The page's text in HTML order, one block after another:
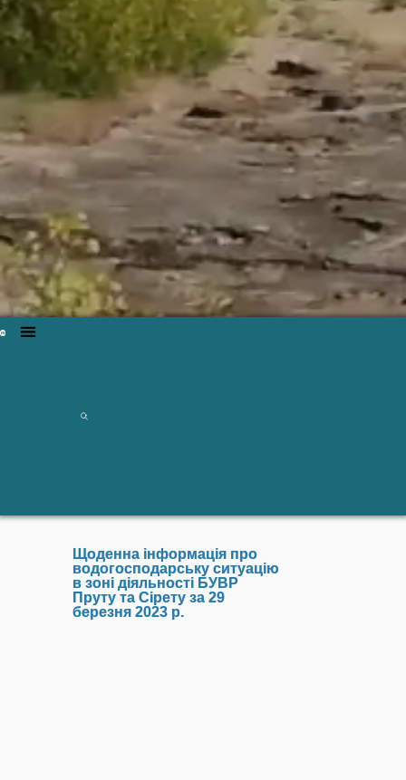
Щоденна інформація про
водогосподарську ситуацію
в зоні діяльності БУВР
Пруту та Сірету за 29
березня 2023 р.